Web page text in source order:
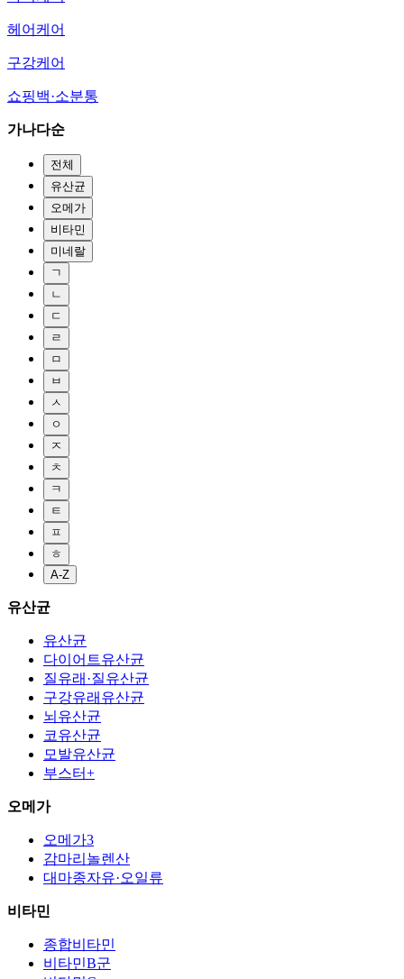
헤어케어
구강케어
쇼핑백·소분통
가나다순
전체
유산균
오메가
비타민
미네랄
ㄱ
ㄴ
ㄷ
ㄹ
ㅁ
ㅂ
ㅅ
ㅇ
ㅈ
ㅊ
ㅋ
ㅌ
ㅍ
ㅎ
A-Z
유산균
유산균
다이어트유산균
질유래·질유산균
구강유래유산균
뇌유산균
코유산균
모발유산균
부스터+
오메가
오메가3
감마리놀렌산
대마종자유·오일류
비타민
종합비타민
비타민B군